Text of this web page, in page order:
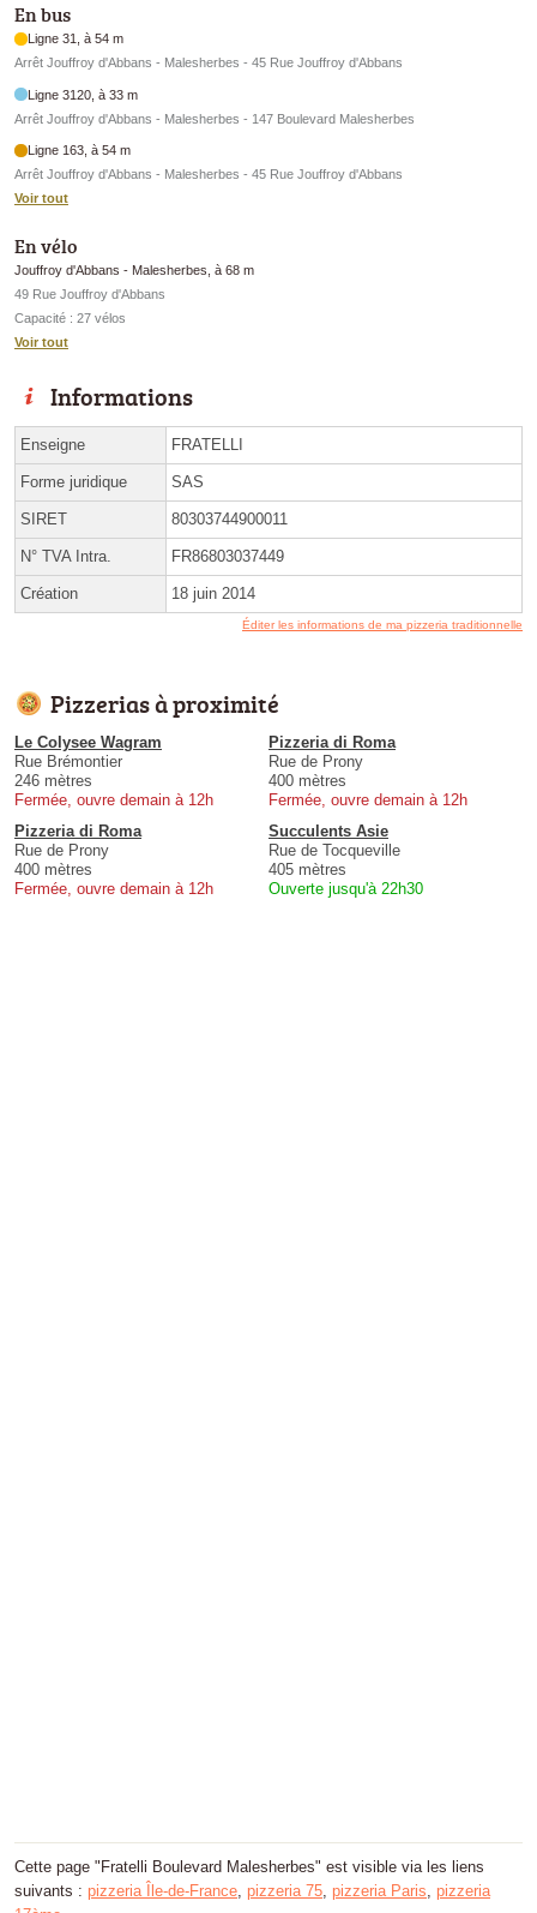
En bus
Ligne 31, à 54 m
Arrêt Jouffroy d'Abbans - Malesherbes - 45 Rue Jouffroy d'Abbans
Ligne 3120, à 33 m
Arrêt Jouffroy d'Abbans - Malesherbes - 147 Boulevard Malesherbes
Ligne 163, à 54 m
Arrêt Jouffroy d'Abbans - Malesherbes - 45 Rue Jouffroy d'Abbans
Voir tout
En vélo
Jouffroy d'Abbans - Malesherbes, à 68 m
49 Rue Jouffroy d'Abbans
Capacité : 27 vélos
Voir tout
Informations
Enseigne FRATELLI
Forme juridique SAS
SIRET 80303744900011
N° TVA Intra. FR86803037449
Création 18 juin 2014
Éditer les informations de ma pizzeria traditionnelle
Pizzerias à proximité
Le Colysee Wagram
Rue Brémontier
246 mètres
Fermée, ouvre demain à 12h
Pizzeria di Roma
Rue de Prony
400 mètres
Fermée, ouvre demain à 12h
Pizzeria di Roma
Rue de Prony
400 mètres
Fermée, ouvre demain à 12h
Succulents Asie
Rue de Tocqueville
405 mètres
Ouverte jusqu'à 22h30
Cette page "Fratelli Boulevard Malesherbes" est visible via les liens
suivants : pizzeria Île-de-France pizzeria 75 pizzeria Paris pizzeria